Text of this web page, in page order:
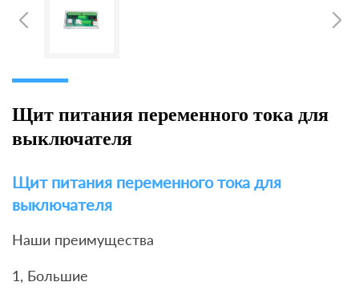
Щит питания переменного тока для
выключателя
Щит питания переменного тока для
выключателя
Наши преимущества
1, Большие